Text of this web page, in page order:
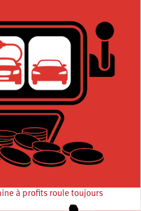
à profits roule toujours